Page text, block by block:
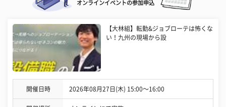
オンラインイベントの参加申込
【大林組】転勤&ジョブローテは怖くな
い！九州の現場から設
開催日時 2026年08月27日(木) 15:00〜16:00